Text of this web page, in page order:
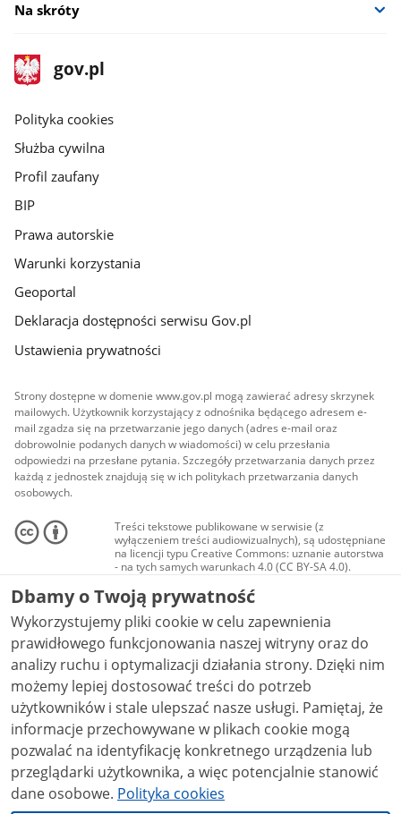
Na skróty
stopka
gov.pl
Strona
gov.pl
gov.pl
Polityka cookies
Służba cywilna
Profil zaufany
BIP
Prawa autorskie
Warunki korzystania
Geoportal
Deklaracja dostępności serwisu Gov.pl
Ustawienia prywatności
Strony dostępne w domenie www.gov.pl mogą zawierać adresy skrzynek
mailowych. Użytkownik korzystający z odnośnika będącego adresem e-
mail zgadza się na przetwarzanie jego danych (adres e-mail oraz
dobrowolnie podanych danych w wiadomości) w celu przesłania
odpowiedzi na przesłane pytania. Szczegóły przetwarzania danych przez
każdą z jednostek znajdują się w ich politykach przetwarzania danych
osobowych.
Treści tekstowe publikowane w serwisie (z
wyłączeniem treści audiowizualnych), są udostępniane
na licencji typu Creative Commons: uznanie autorstwa
- na tych samych warunkach 4.0 (CC BY-SA 4.0).
Materiały audiowizualne, w tym zdjęcia, materiały
audio i wideo, są udostępniane na licencji typu
Creative Commons: uznanie autorstwa użycie
niekomercyjne - bez utworów zależnych 4.0 (CC BY-
NC-ND 4.0), o ile nie jest to stwierdzone inaczej.
Dbamy o Twoją prywatność
Wykorzystujemy pliki cookie w celu zapewnienia
prawidłowego funkcjonowania naszej witryny oraz do
analizy ruchu i optymalizacji działania strony. Dzięki nim
możemy lepiej dostosować treści do potrzeb
użytkowników i stale ulepszać nasze usługi. Pamiętaj, że
informacje przechowywane w plikach cookie mogą
pozwalać na identyfikację konkretnego urządzenia lub
przeglądarki użytkownika, a więc potencjalnie stanowić
dane osobowe. Polityka cookies